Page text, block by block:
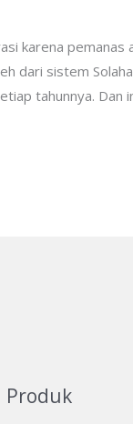
karena
dari sistem
tahunnya. Dan
Produk